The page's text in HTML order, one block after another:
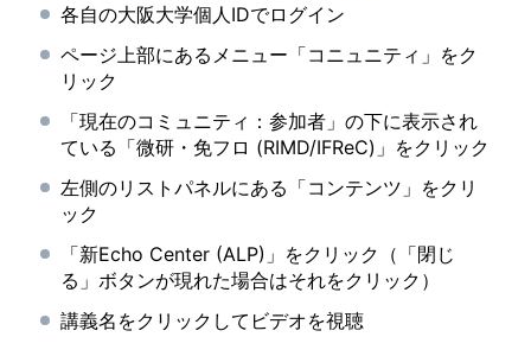
各自の大阪大学個人IDでログイン
ページ上部にあるメニュー「コニュニティ」をク
リック
「現在のコミュニティ：参加者」の下に表示され
ている「微研・免フロ (RIMD/IFReC)」をクリック
左側のリストパネルにある「コンテンツ」をクリ
ック
「新Echo Center (ALP)」をクリック（「閉じ
る」ボタンが現れた場合はそれをクリック）
講義名をクリックしてビデオを視聴